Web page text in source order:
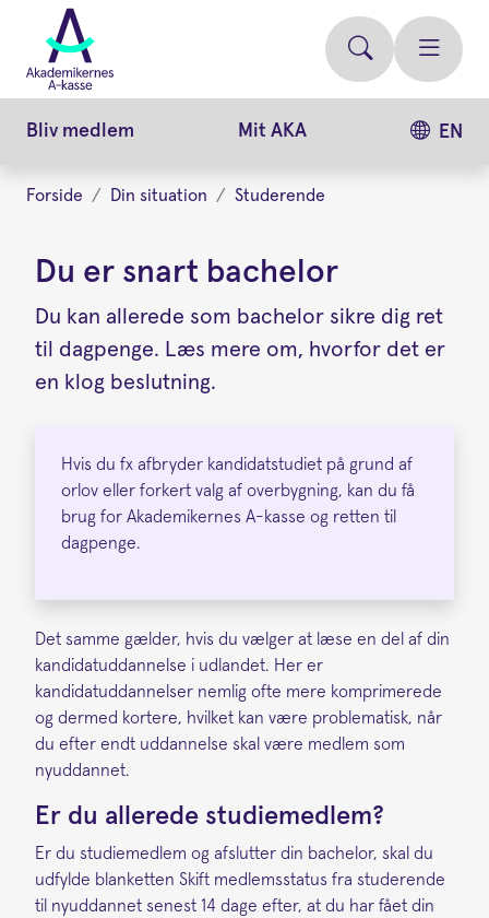
videre
hovedindhold
Bliv medlem Mit AKA EN
Forside Din situation Studerende
Du er snart bachelor
Du kan allerede som bachelor sikre dig ret
til dagpenge. Læs mere om, hvorfor det er
en klog beslutning.
Hvis du fx afbryder kandidatstudiet på grund af
orlov eller forkert valg af overbygning, kan du få
brug for Akademikernes A-kasse og retten til
dagpenge.
Det samme gælder, hvis du vælger at læse en del af din
kandidatuddannelse i udlandet. Her er
kandidatuddannelser nemlig ofte mere komprimerede
og dermed kortere, hvilket kan være problematisk, når
du efter endt uddannelse skal være medlem som
nyuddannet.
Er du allerede studiemedlem?
Er du studiemedlem og afslutter din bachelor, skal du
udfylde blanketten Skift medlemsstatus fra studerende
til nyuddannet senest 14 dage efter, at du har fået din